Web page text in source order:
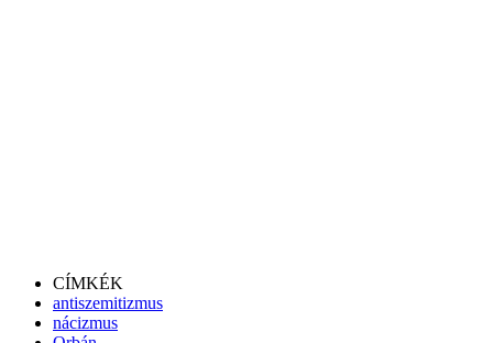
CÍMKÉK
antiszemitizmus
nácizmus